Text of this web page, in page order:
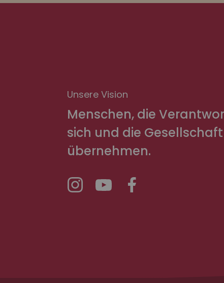
Unsere Vision
Menschen, die
sich und die Gesellschaft
übernehmen.